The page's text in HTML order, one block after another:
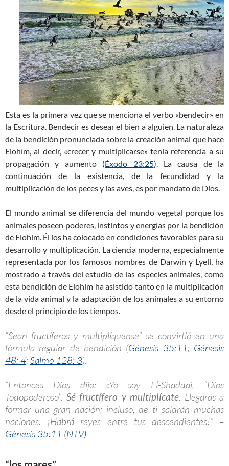
Esta es la primera vez que se menciona el verbo «bendecir» en
la Escritura. Bendecir es desear el bien a alguien. La naturaleza
de la bendición pronunciada sobre la creación animal que hace
Elohím, al decir, «crecer y multiplicarse» tenía referencia a su
propagación y aumento (Éxodo 23:25). La causa de la
continuación de la existencia, de la fecundidad y la
multiplicación de los peces y las aves, es por mandato de Dios.
El mundo animal se diferencia del mundo vegetal porque los
animales poseen poderes, instintos y energías por la bendición
de Elohím. Él los ha colocado en condiciones favorables para su
desarrollo y multiplicación. La ciencia moderna, especialmente
representada por los famosos nombres de Darwin y Lyell, ha
mostrado a través del estudio de las especies animales, como
esta bendición de Elohím ha asistido tanto en la multiplicación
de la vida animal y la adaptación de los animales a su entorno
desde el principio de los tiempos.
“Sean fructíferos y multiplíquense” se convirtió en una
fórmula regular de bendición (Génesis 35:11; Génesis
48: 4;Salmo 128: 3).
“Entonces Dios dijo: «Yo soy El-Shaddai, “Dios
Todopoderoso”.Sé fructífero y multiplícate. Llegarás a
formar una gran nación; incluso, de ti saldrán muchas
naciones. ¡Habrá reyes entre tus descendientes!” –
Génesis 35:11 (NTV)